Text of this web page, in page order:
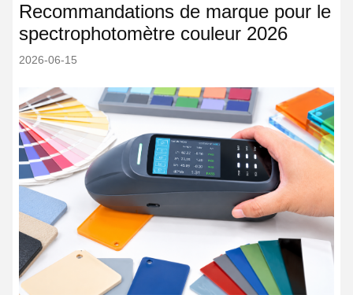
Recommandations de marque pour le
spectrophotomètre couleur 2026
2026-06-15